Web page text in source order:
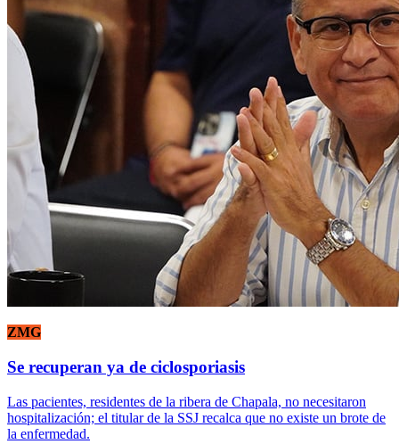
ZMG
Se recuperan ya de ciclosporiasis
Las pacientes, residentes de la ribera de Chapala, no necesitaron
hospitalización; el titular de la SSJ recalca que no existe un brote de
la enfermedad.